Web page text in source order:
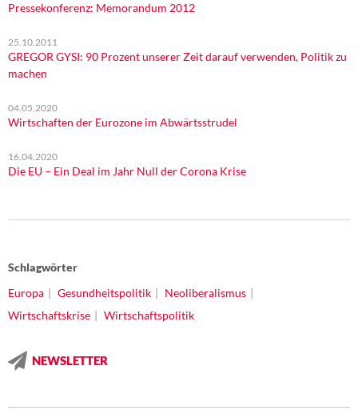
Pressekonferenz: Memorandum 2012
25.10.2011
GREGOR GYSI: 90 Prozent unserer Zeit darauf verwenden, Politik zu
machen
04.05.2020
Wirtschaften der Eurozone im Abwärtsstrudel
16.04.2020
Die EU – Ein Deal im Jahr Null der Corona Krise
Schlagwörter
Europa
Gesundheitspolitik
Neoliberalismus
Wirtschaftskrise
Wirtschaftspolitik
NEWSLETTER